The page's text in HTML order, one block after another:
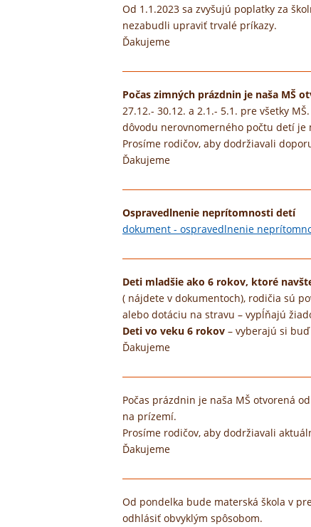
Od 1.1.2023 sa zvyšujú poplatky za
nezabudli upraviť trvalé príkazy.
Ďakujeme
Počas zimných prázdnin je naša MŠ
27.12.- 30.12. a 2.1.- 5.1. pre všetky
dôvodu nerovnomerného počtu detí je
Prosíme rodičov, aby dodržiavali
Ďakujeme
Ospravedlnenie neprítomnosti detí
dokument - ospravedlnenie
Deti mladšie ako 6 rokov, ktoré
( nájdete v dokumentoch), rodičia sú
alebo dotáciu na stravu – vypĺňajú
Deti vo veku 6 rokov – vyberajú si
Ďakujeme
Počas prázdnin je naša MŠ otvorená
na prízemí.
Prosíme rodičov, aby dodržiavali
Ďakujeme
Od pondelka bude materská škola v
odhlásiť obvyklým spôsobom.